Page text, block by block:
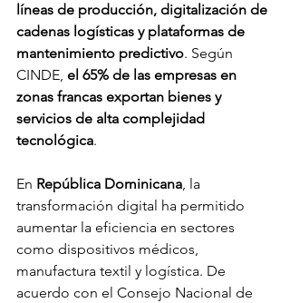
líneas de producción, digitalización de
cadenas logísticas y plataformas de
mantenimiento predictivo. Según
CINDE, el 65% de las empresas en
zonas francas exportan bienes y
servicios de alta complejidad
tecnológica.
En República Dominicana, la
transformación digital ha permitido
aumentar la eficiencia en sectores
como dispositivos médicos,
manufactura textil y logística. De
acuerdo con el Consejo Nacional de